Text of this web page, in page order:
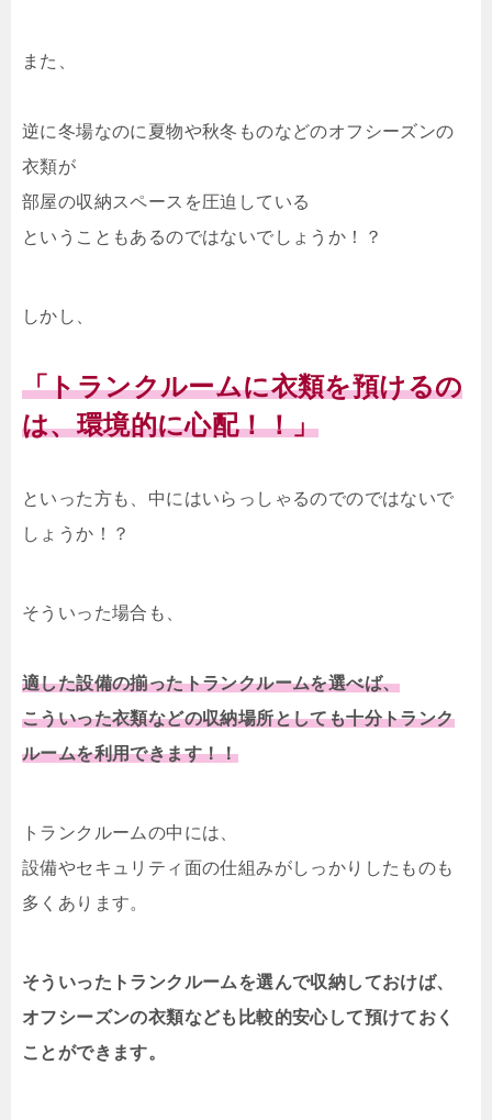
また、
逆に冬場なのに夏物や秋冬ものなどのオフシーズンの
衣類が
部屋の収納スペースを圧迫している
ということもあるのではないでしょうか！？
しかし、
「トランクルームに衣類を預けるの
は、環境的に心配！！」
といった方も、中にはいらっしゃるのでのではないで
しょうか！？
そういった場合も、
適した設備の揃ったトランクルームを選べば、
こういった衣類などの収納場所としても十分トランク
ルームを利用できます！！
トランクルームの中には、
設備やセキュリティ面の仕組みがしっかりしたものも
多くあります。
そういったトランクルームを選んで収納しておけば、
オフシーズンの衣類なども比較的安心して預けておく
ことができます。